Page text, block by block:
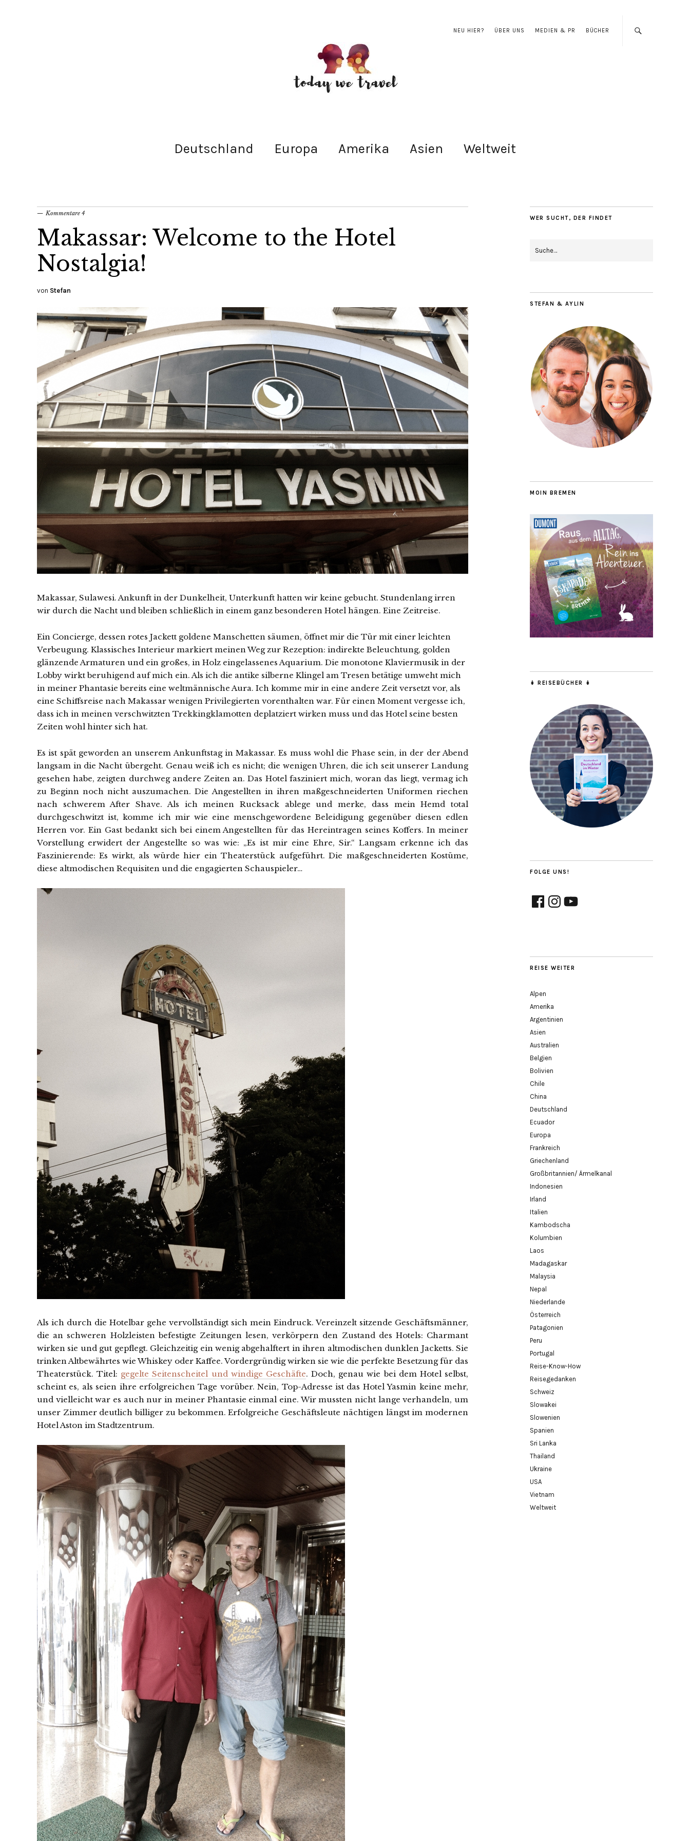
NEU HIER? ÜBER UNS MEDIEN & PR BÜCHER
Deutschland Europa Amerika Asien Weltweit
Kommentare 4
Makassar: Welcome to the Hotel
Nostalgia!
von Stefan
Makassar, Sulawesi. Ankunft in der Dunkelheit, Unterkunft hatten wir keine gebucht. Stundenlang irren
wir durch die Nacht und bleiben schließlich in einem ganz besonderen Hotel hängen. Eine Zeitreise.
Ein Concierge, dessen rotes Jackett goldene Manschetten säumen, öffnet mir die Tür mit einer leichten
Verbeugung. Klassisches Interieur markiert meinen Weg zur Rezeption: indirekte Beleuchtung, golden
glänzende Armaturen und ein großes, in Holz eingelassenes Aquarium. Die monotone Klaviermusik in der
Lobby wirkt beruhigend auf mich ein. Als ich die antike silberne Klingel am Tresen betätige umweht mich
in meiner Phantasie bereits eine weltmännische Aura. Ich komme mir in eine andere Zeit versetzt vor, als
eine Schiffsreise nach Makassar wenigen Privilegierten vorenthalten war. Für einen Moment vergesse ich,
dass ich in meinen verschwitzten Trekkingklamotten deplatziert wirken muss und das Hotel seine besten
Zeiten wohl hinter sich hat.
Es ist spät geworden an unserem Ankunftstag in Makassar. Es muss wohl die Phase sein, in der der Abend
langsam in die Nacht übergeht. Genau weiß ich es nicht; die wenigen Uhren, die ich seit unserer Landung
gesehen habe, zeigten durchweg andere Zeiten an. Das Hotel fasziniert mich, woran das liegt, vermag ich
zu Beginn noch nicht auszumachen. Die Angestellten in ihren maßgeschneiderten Uniformen riechen
nach schwerem After Shave. Als ich meinen Rucksack ablege und merke, dass mein Hemd total
durchgeschwitzt ist, komme ich mir wie eine menschgewordene Beleidigung gegenüber diesen edlen
Herren vor. Ein Gast bedankt sich bei einem Angestellten für das Hereintragen seines Koffers. In meiner
Vorstellung erwidert der Angestellte so was wie: „Es ist mir eine Ehre, Sir.“ Langsam erkenne ich das
Faszinierende: Es wirkt, als würde hier ein Theaterstück aufgeführt. Die maßgeschneiderten Kostüme,
diese altmodischen Requisiten und die engagierten Schauspieler…
Als ich durch die Hotelbar gehe vervollständigt sich mein Eindruck. Vereinzelt sitzende Geschäftsmänner,
die an schweren Holzleisten befestigte Zeitungen lesen, verkörpern den Zustand des Hotels: Charmant
wirken sie und gut gepflegt. Gleichzeitig ein wenig abgehalftert in ihren altmodischen dunklen Jacketts. Sie
trinken Altbewährtes wie Whiskey oder Kaffee. Vordergründig wirken sie wie die perfekte Besetzung für das
Theaterstück. Titel: gegelte Seitenscheitel und windige Geschäfte. Doch, genau wie bei dem Hotel selbst,
scheint es, als seien ihre erfolgreichen Tage vorüber. Nein, Top-Adresse ist das Hotel Yasmin keine mehr,
und vielleicht war es auch nur in meiner Phantasie einmal eine. Wir mussten nicht lange verhandeln, um
unser Zimmer deutlich billiger zu bekommen. Erfolgreiche Geschäftsleute nächtigen längst im modernen
Hotel Aston im Stadtzentrum.
WER SUCHT, DER FINDET
STEFAN & AYLIN
MOIN BREMEN
↡ REISEBÜCHER ↡
FOLGE UNS!
FacebookInstagram
YouTube
REISE WEITER
Alpen
Amerika
Argentinien
Asien
Australien
Belgien
Bolivien
Chile
China
Deutschland
Ecuador
Europa
Frankreich
Griechenland
Großbritannien/ Ärmelkanal
Indonesien
Irland
Italien
Kambodscha
Kolumbien
Laos
Madagaskar
Malaysia
Nepal
Niederlande
Österreich
Patagonien
Peru
Portugal
Reise-Know-How
Reisegedanken
Schweiz
Slowakei
Slowenien
Spanien
Sri Lanka
Thailand
Ukraine
USA
Vietnam
Weltweit